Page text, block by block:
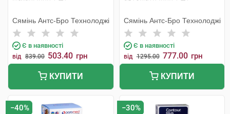
Сямінь Антс-Бро Технолоджі
Є в наявності
від 839.00 503.40 грн
КУПИТИ
Сямінь Антс-Бро Технолоджі
Є в наявності
від 1295.00 777.00 грн
КУПИТИ
−40% −30%